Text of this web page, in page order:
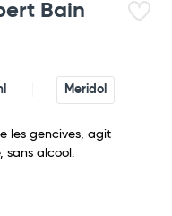
Bain
Meridol
les gencives, agit
sans alcool.